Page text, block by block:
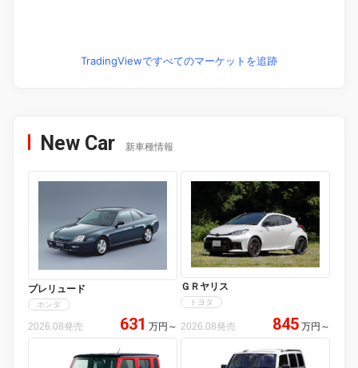
TradingViewですべてのマーケットを追跡
New Car 新車種情報
プレリュード
ホンダ
2026.08発売 631 万円 ～
ＧＲヤリス
トヨタ
2026.08発売 845 万円 ～